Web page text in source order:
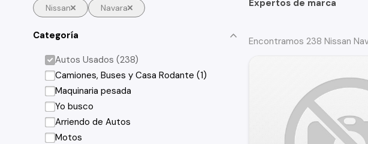
Nissan Navara
Categoría
Autos Usados (238)
Camiones, Buses y Casa Rodante (1)
Maquinaria pesada
Yo busco
Arriendo de Autos
Motos
Expertos de marca
Encontramos 238 Nissan